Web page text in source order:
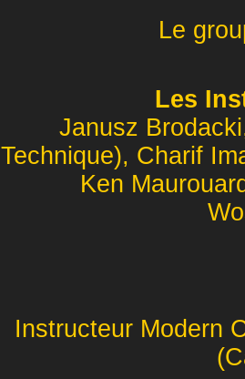
Le
Les
Janusz
Technique), Charif
Ken
Instructeur Modern